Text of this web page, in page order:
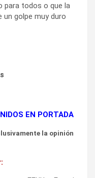
para todos o que la
golpe muy duro
EN PORTADA
la opinión